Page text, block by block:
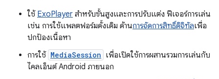
ใช้ ExoPlayer สำหรับขั้นสูงและการปรับแต่ง ฟีเจอร์การเล่น
เช่น การใช้แพลตฟอร์มดั้งเดิม ด้านการจัดการสิทธิ์ดิจิทัลเพื่อ
ปกป้องเนื้อหา
การใช้ MediaSession เพื่อเปิดใช้การผสานรวมการเล่นกับ
ไคลเอ็นต์ Android ภายนอก